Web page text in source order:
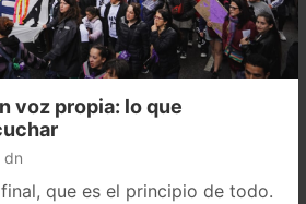
voz propia: lo que
dn
que es el principio de todo.